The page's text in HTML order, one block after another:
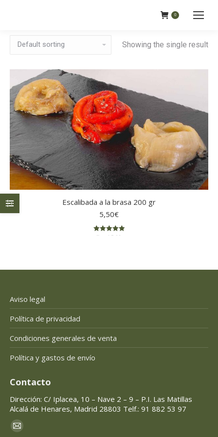
0
Showing the single result
Escalibada a la brasa 200 gr
5,50€
Rated 5.00
Aviso legal
Política de privacidad
Condiciones generales de venta
Política y gastos de envío
Contacto
Dirección: C/ Iplacea, 10 – Nave 2 – 9 – P.I. Las Matillas
Alcalá de Henares, Madrid 28803 Telf.: 91 882 53 97
Encuéntranos en:
Mail